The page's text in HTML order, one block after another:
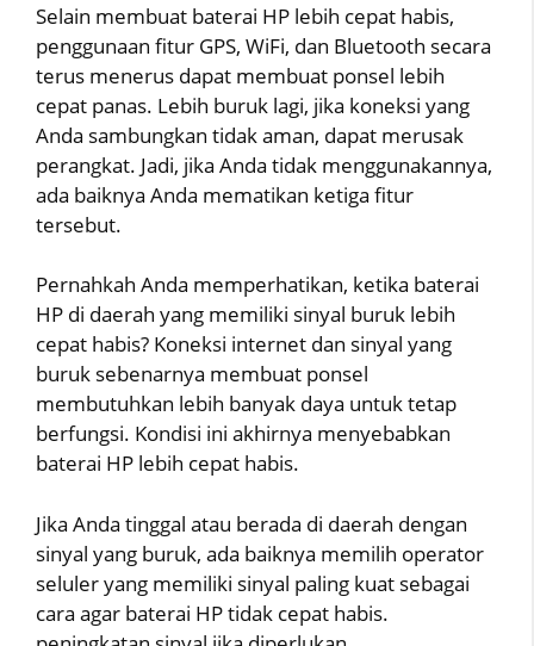
Selain membuat baterai HP lebih cepat habis,
penggunaan fitur GPS, WiFi, dan Bluetooth secara
terus menerus dapat membuat ponsel lebih
cepat panas. Lebih buruk lagi, jika koneksi yang
Anda sambungkan tidak aman, dapat merusak
perangkat. Jadi, jika Anda tidak menggunakannya,
ada baiknya Anda mematikan ketiga fitur
tersebut.
Pernahkah Anda memperhatikan, ketika baterai
HP di daerah yang memiliki sinyal buruk lebih
cepat habis? Koneksi internet dan sinyal yang
buruk sebenarnya membuat ponsel
membutuhkan lebih banyak daya untuk tetap
berfungsi. Kondisi ini akhirnya menyebabkan
baterai HP lebih cepat habis.
Jika Anda tinggal atau berada di daerah dengan
sinyal yang buruk, ada baiknya memilih operator
seluler yang memiliki sinyal paling kuat sebagai
cara agar baterai HP tidak cepat habis.